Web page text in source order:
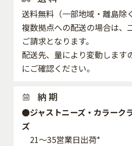
送料無料（一部地域・離島除
複数拠点への配送の場合は、
ご請求となります。
配送先、量により変動します
にご確認ください。
納 期
●ジャストニーズ・カラーク
ズ
21～35営業日出荷*